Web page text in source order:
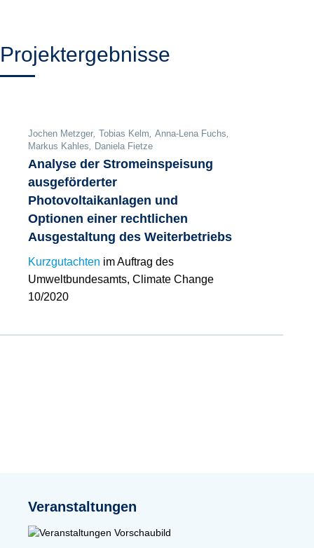
Projektergebnisse
Jochen Metzger, Tobias Kelm, Anna-Lena Fuchs,
Markus Kahles, Daniela Fietze
Analyse der Stromeinspeisung
ausgeförderter
Photovoltaikanlagen und
Optionen einer rechtlichen
Ausgestaltung des Weiterbetriebs
Kurzgutachten im Auftrag des
Umweltbundesamts, Climate Change
10/2020
Veranstaltungen